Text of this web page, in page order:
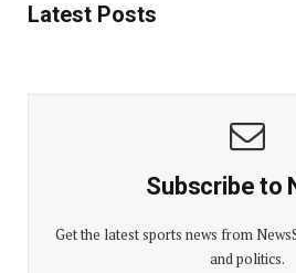
Latest Posts
Subscribe to
Get the latest sports news from
and politics.